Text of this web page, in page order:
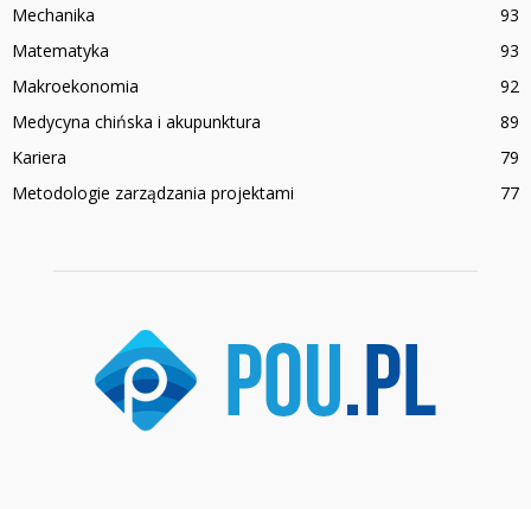
Mechanika
93
Matematyka
93
Makroekonomia
92
Medycyna chińska i akupunktura
89
Kariera
79
Metodologie zarządzania projektami
77